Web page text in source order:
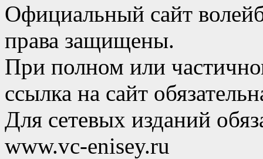
Официальный сайт
права защищены.
При полном или
ссылка на сайт
Для сетевых изданий
www.vc-enisey.ru